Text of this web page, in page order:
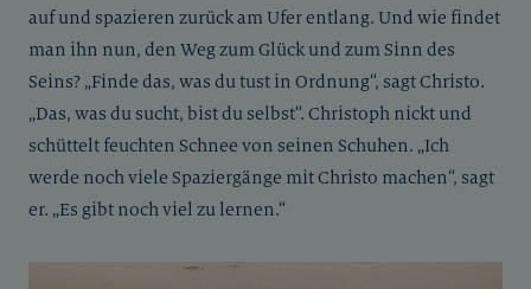
auf und spazieren zurück am Ufer entlang. Und wie findet
man ihn nun, den Weg zum Glück und zum Sinn des
Seins? „Finde das, was du tust in Ordnung“, sagt Christo.
„Das, was du sucht, bist du selbst“. Christoph nickt und
schüttelt feuchten Schnee von seinen Schuhen. „Ich
werde noch viele Spaziergänge mit Christo machen“, sagt
er. „Es gibt noch viel zu lernen.“